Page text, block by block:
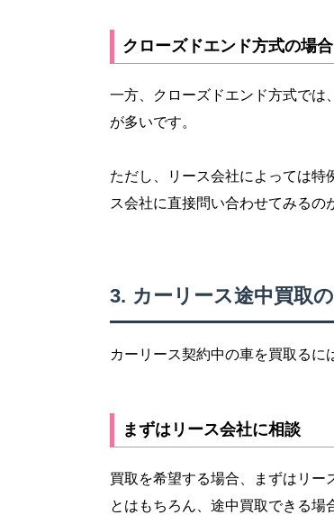
クローズドエンド方式の場合
一方、クローズドエンド方式では
が多いです。
ただし、リース会社によっては特
ス会社に直接問い合わせてみるの
カーリース途中買取
カーリース契約中の車を買取るに
まずはリース会社に相談
買取を希望する場合、まずはリー
とはもちろん、途中買取できる場